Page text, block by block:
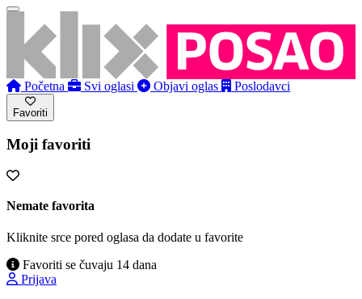
Početna Svi oglasi Objavi oglas Poslodavci
Favoriti
Moji favoriti
Nemate favorita
Kliknite srce pored oglasa da dodate u favorite
Favoriti se čuvaju 14 dana
Prijava